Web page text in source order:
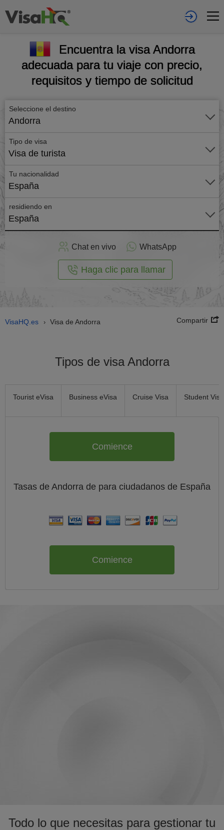
Encuentra la visa Andorra
adecuada para tu viaje con precio,
requisitos y tiempo de solicitud
Seleccione el destino
Andorra
Tipo de visa
Visa de turista
Tu nacionalidad
España
residiendo en
España
en
Chat en vivo WhatsApp
Haga clic para llamar
VisaHQ.es › Visa de Andorra Compartir
Tipos de visa Andorra
Tourist eVisa Business eVisa Cruise Visa Student Visa
Comience
Tasas de Andorra de para ciudadanos de España
Comience
Todo lo que necesitas para gestionar tu